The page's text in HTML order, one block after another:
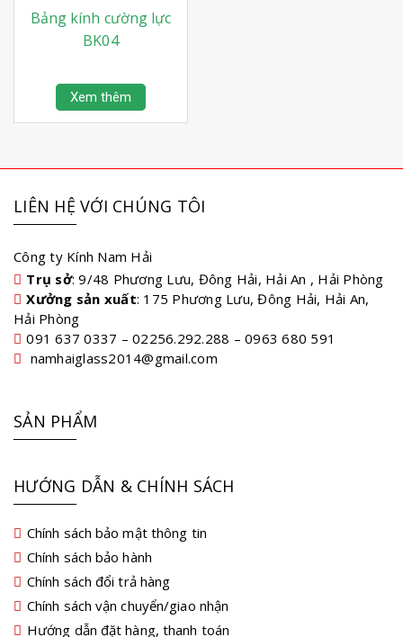
Bảng kính cường lực
BK04
Xem thêm
LIÊN HỆ VỚI CHÚNG TÔI
Công ty Kính Nam Hải
Trụ sở: 9/48 Phương Lưu, Đông Hải, Hải An , Hải Phòng
Xưởng sản xuất: 175 Phương Lưu, Đông Hải, Hải An,
Hải Phòng
091 637 0337 – 02256.292.288 – 0963 680 591
namhaiglass2014@gmail.com
SẢN PHẨM
HƯỚNG DẪN & CHÍNH SÁCH
Chính sách bảo mật thông tin
Chính sách bảo hành
Chính sách đổi trả hàng
Chính sách vận chuyển/giao nhận
Hướng dẫn đặt hàng, thanh toán